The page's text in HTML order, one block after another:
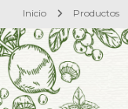
Inicio Productos